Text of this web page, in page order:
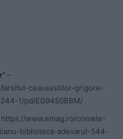
–
ceausestilor-grigore-
1/pd/EG9450BBM/
https://www.emag.ro/crimele-
biblioteca-adevarul-544-